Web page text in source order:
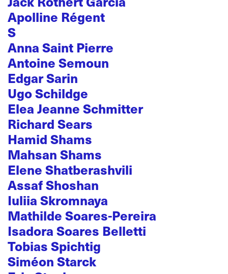
Apolline Régent
S
Anna Saint Pierre
Antoine Semoun
Edgar Sarin
Ugo Schildge
Elea Jeanne Schmitter
Richard Sears
Hamid Shams
Mahsan Shams
Elene Shatberashvili
Assaf Shoshan
Iuliia Skromnaya
Mathilde Soares-Pereira
Isadora Soares Belletti
Tobias Spichtig
Siméon Starck